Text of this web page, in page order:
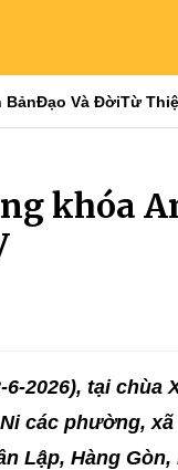
BảnĐạo Và ĐờiTừ
khóa
2026), tại chùa
các phường,
Lập, Hàng